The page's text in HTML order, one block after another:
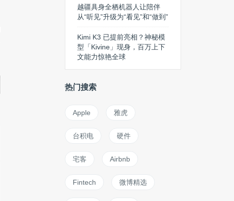
越疆具身全栖机器人让陪伴
从“听见”升级为“看见”和“做到”
Kimi K3 已提前亮相？神秘模
型「Kivine」现身，百万上下
文能力惊艳全球
热门搜索
Apple 雅虎
台积电 硬件
宅客 Airbnb
Fintech 微博精选